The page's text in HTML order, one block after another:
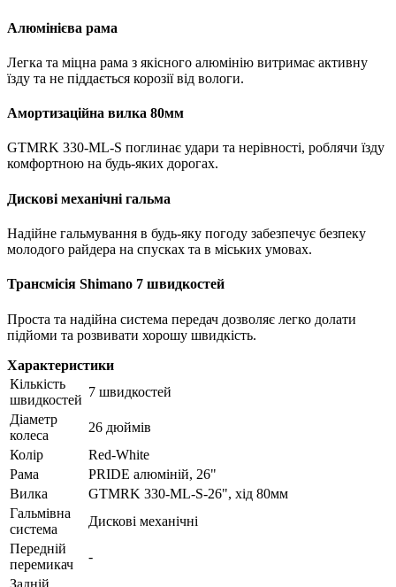
Алюмінієва рама
Легка та міцна рама з якісного алюмінію витримає активну
їзду та не піддається корозії від вологи.
Амортизаційна вилка 80мм
GTMRK 330-ML-S поглинає удари та нерівності, роблячи їзду
комфортною на будь-яких дорогах.
Дискові механічні гальма
Надійне гальмування в будь-яку погоду забезпечує безпеку
молодого райдера на спусках та в міських умовах.
Трансмісія Shimano 7 швидкостей
Проста та надійна система передач дозволяє легко долати
підйоми та розвивати хорошу швидкість.
Характеристики
Кількість
швидкостей
7 швидкостей
Діаметр
колеса
26 дюймів
Колір
Red-White
Рама
PRIDE алюміній, 26"
Вилка
GTMRK 330-ML-S-26", хід 80мм
Гальмівна
система
Дискові механічні
Передній
перемикач
-
Задній